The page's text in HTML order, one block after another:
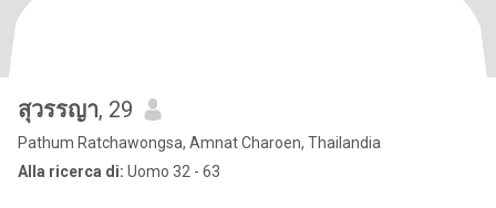
สุวรรญา, 29
Pathum Ratchawongsa, Amnat Charoen, Thailandia
Alla ricerca di: Uomo 32 - 63